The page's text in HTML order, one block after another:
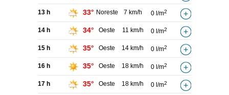
13 h 33° Noreste 7 km/h 0 l/m2
14 h 34° Oeste 11 km/h 0 l/m2
15 h 35° Oeste 14 km/h 0 l/m2
16 h 35° Oeste 18 km/h 0 l/m2
17 h 35° Oeste 18 km/h 0 l/m2